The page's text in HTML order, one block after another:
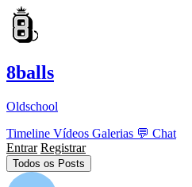
8balls
Oldschool
Timeline Vídeos Galerias 💬 Chat
Entrar Registrar
Todos os Posts